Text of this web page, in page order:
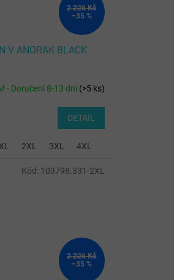
2 226 Kč
–35 %
V ANORAK BLACK
- Doručení 8-13 dní(>5 ks)
DETAIL
XL 2XL 3XL 4XL
2 226 Kč
–35 %
Kód: 103798.331-2XL